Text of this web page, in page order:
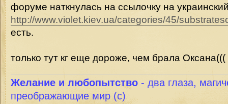
форуме наткнулась на ссылочку на
http://www.violet.kiev.ua/categories/45/
есть.
только тут кг еще дороже, чем брала Оксана(((
Желание и любопытство - два глаза,
преображающие мир (с)